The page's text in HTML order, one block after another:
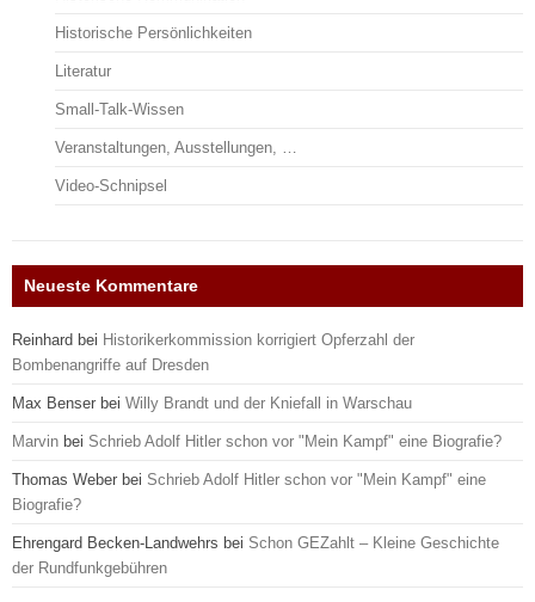
Historische Persönlichkeiten
Literatur
Small-Talk-Wissen
Veranstaltungen, Ausstellungen, …
Video-Schnipsel
Neueste Kommentare
Reinhard bei Historikerkommission korrigiert Opferzahl der
Bombenangriffe auf Dresden
Max Benser bei Willy Brandt und der Kniefall in Warschau
Marvin bei Schrieb Adolf Hitler schon vor "Mein Kampf" eine Biografie?
Thomas Weber bei Schrieb Adolf Hitler schon vor "Mein Kampf" eine
Biografie?
Ehrengard Becken-Landwehrs bei Schon GEZahlt – Kleine Geschichte
der Rundfunkgebühren